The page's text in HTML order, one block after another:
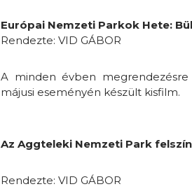
Európai Nemzeti Parkok Hete:
Rendezte: VID GÁBOR
A minden évben
májusi eseményén készült kisfilm.
Az Aggteleki Nemzeti Park
Rendezte: VID GÁBOR